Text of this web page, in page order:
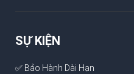
SỰ KIỆN
✅ Bảo Hành Dài Hạn